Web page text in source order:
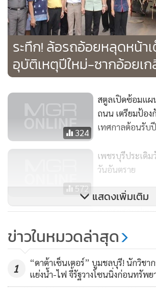
ระทึก! ล้อรถอ้อยหลุดหน้า
อุบัติเหตุปีใหม่-ซากอ้อยเ
324
สตูลเปิดซ้อมแผ
ถนน เตรียมป้อง
เทศกาลต้อนรับ
572
เพชรบุรีประเดิ
วันอันตราย
1,284
ทหารพรานปะท
แสดงเพิ่มเติม
ข่าวในหมวดล่าสุด
1
“ดาต้าเซ็นเตอร์” บูมชลบุรี! นักวิชา
แย่งน้ำ-ไฟ จี้รัฐวางโซนนิ่งก่อนทรัพย